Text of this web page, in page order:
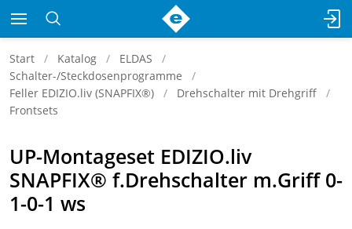
Start Katalog
ELDAS
Schalter-/Steckdosenprogramme
Feller EDIZIO.liv (SNAPFIX®)
Drehschalter mit Drehgriff
Frontsets
UP-Montageset EDIZIO.liv
SNAPFIX® f.Drehschalter m.Griff 0-
1-0-1 ws